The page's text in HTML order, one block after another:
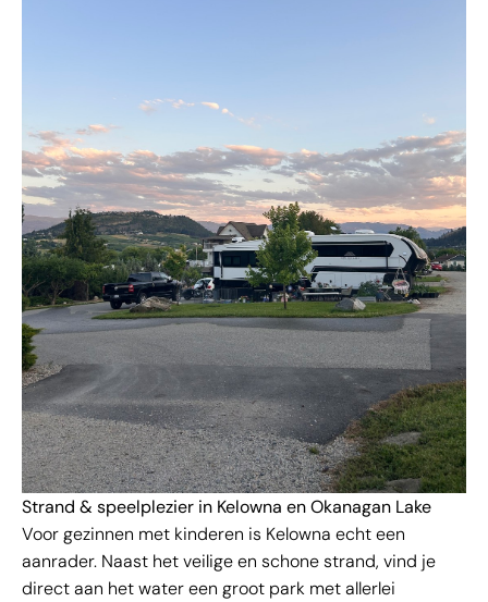
Strand & speelplezier in Kelowna en Okanagan Lake
Voor gezinnen met kinderen is Kelowna echt een
aanrader. Naast het veilige en schone strand, vind je
direct aan het water een groot park met allerlei